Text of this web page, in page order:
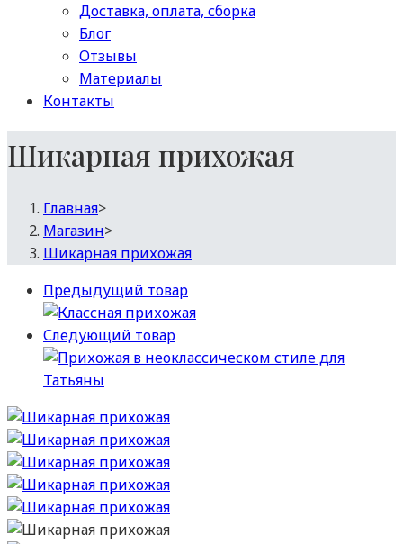
Доставка, оплата, сборка
Блог
Отзывы
Материалы
Контакты
Шикарная прихожая
Главная>
Магазин>
Шикарная прихожая
Предыдущий товар
Следующий товар